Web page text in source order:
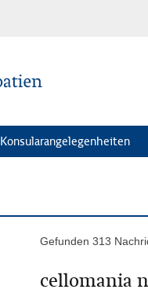
Konsularangelegenheiten
Gefunden 313
cellomania